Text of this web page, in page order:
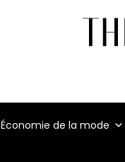
Économie de la mode